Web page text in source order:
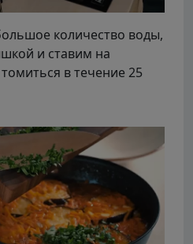
количество воды,
и ставим на
в течение 25